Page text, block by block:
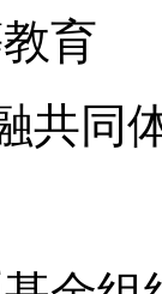
育
共同